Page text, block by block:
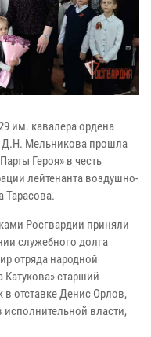
им. кавалера ордена
Д.Н. Мельникова прошла
Героя» в честь
лейтенанта воздушно-
Тарасова.
Росгвардии приняли
служебного долга
отряда народной
старший
отставке Денис Орлов,
исполнительной власти,